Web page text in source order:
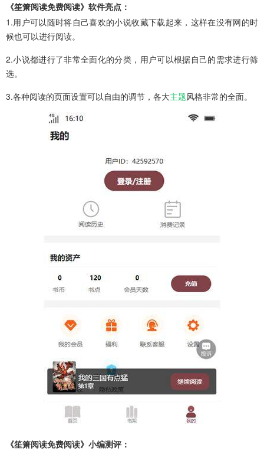
《笙箫阅读免费阅读》软件亮点：
1.用户可以随时将自己喜欢的小说收藏下载起来，这样在没有网的时
候也可以进行阅读。
2.小说都进行了非常全面化的分类，用户可以根据自己的需求进行筛
选。
3.各种阅读的页面设置可以自由的调节，各大主题风格非常的全面。
《笙箫阅读免费阅读》小编测评：